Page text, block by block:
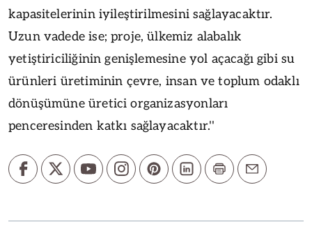
kapasitelerinin iyileştirilmesini sağlayacaktır.
Uzun vadede ise; proje, ülkemiz alabalık
yetiştiriciliğinin genişlemesine yol açacağı gibi su
ürünleri üretiminin çevre, insan ve toplum odaklı
dönüşümüne üretici organizasyonları
penceresinden katkı sağlayacaktır.''